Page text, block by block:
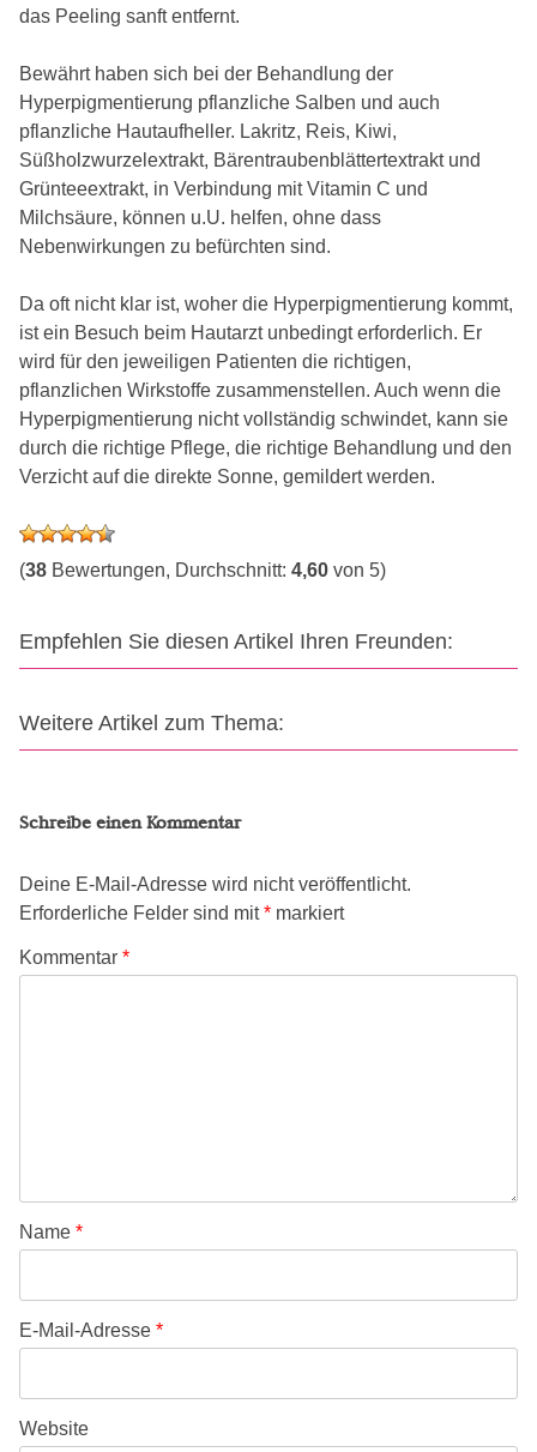
das Peeling sanft entfernt.
Bewährt haben sich bei der Behandlung der
Hyperpigmentierung pflanzliche Salben und auch
pflanzliche Hautaufheller. Lakritz, Reis, Kiwi,
Süßholzwurzelextrakt, Bärentraubenblättertextrakt und
Grünteeextrakt, in Verbindung mit Vitamin C und
Milchsäure, können u.U. helfen, ohne dass
Nebenwirkungen zu befürchten sind.
Da oft nicht klar ist, woher die Hyperpigmentierung kommt,
ist ein Besuch beim Hautarzt unbedingt erforderlich. Er
wird für den jeweiligen Patienten die richtigen,
pflanzlichen Wirkstoffe zusammenstellen. Auch wenn die
Hyperpigmentierung nicht vollständig schwindet, kann sie
durch die richtige Pflege, die richtige Behandlung und den
Verzicht auf die direkte Sonne, gemildert werden.
(38 Bewertungen, Durchschnitt: 4,60 von 5)
Empfehlen Sie diesen Artikel Ihren Freunden:
Weitere Artikel zum Thema:
Schreibe einen Kommentar
Deine E-Mail-Adresse wird nicht veröffentlicht.
Erforderliche Felder sind mit* markiert
Kommentar *
Name *
E-Mail-Adresse *
Website